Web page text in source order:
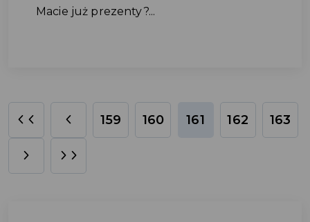
Macie już prezenty?...
159 160 161 162 163